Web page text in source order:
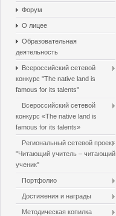
Форум
О лицее
Образовательная
деятельность
Всероссийский сетевой
конкурс "The native land is
famous for its talents"
Всероссийский сетевой
конкурс «The native land is
famous for its talents»
Региональный сетевой проект
"Читающий учитель – читающий
ученик"
Портфолио
Достижения и награды
Методическая копилка